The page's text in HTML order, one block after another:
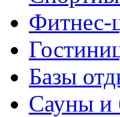
Фитнес-
Базы
Сауны и